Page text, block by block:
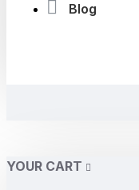
Blog
YOUR CART